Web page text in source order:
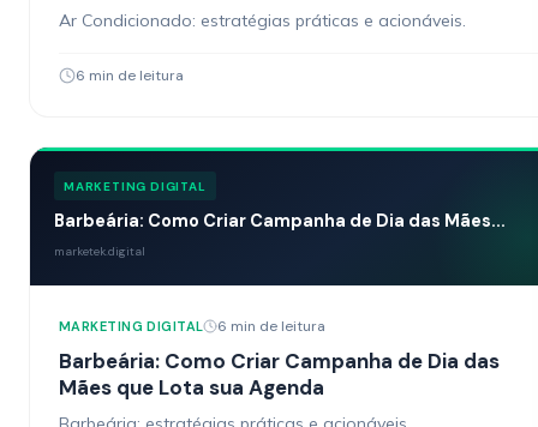
Ar Condicionado: estratégias práticas e acionáveis.
6 min de leitura
MARKETING DIGITAL
Barbeária: Como Criar Campanha de Dia das Mães...
marketek.digital
MARKETING DIGITAL 6 min de leitura
Barbeária: Como Criar Campanha de Dia das
Mães que Lota sua Agenda